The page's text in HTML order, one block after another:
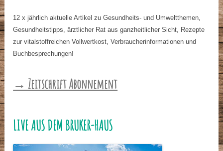
12 x jährlich aktuelle Artikel zu Gesundheits- und Umweltthemen,
Gesundheitstipps, ärztlicher Rat aus ganzheitlicher Sicht, Rezepte
zur vitalstoffreichen Vollwertkost, Verbraucherinformationen und
Buchbesprechungen!
→ Zeitschrift Abonnement
LIVE AUS DEM BRUKER-HAUS